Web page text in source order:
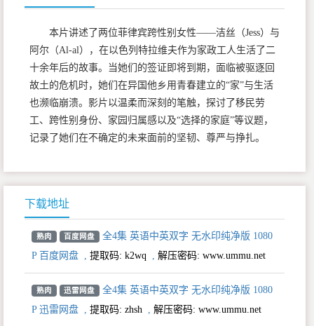
本片讲述了两位菲律宾跨性别女性——洁丝（Jess）与
阿尔（Al-al），在以色列特拉维夫作为家政工人生活了二
十余年后的故事。当她们的签证即将到期，面临被驱逐回
故土的危机时，她们在异国他乡用青春建立的“家”与生活
也濒临崩溃。影片以温柔而深刻的笔触，探讨了移民劳
工、跨性别身份、家园归属感以及“选择的家庭”等议题，
记录了她们在不确定的未来面前的坚韧、尊严与挣扎。
下载地址
熟肉 百度网盘
全4集 英语中英双字 无水印纯净版 1080
P 百度网盘
提取码: k2wq 解压密码: www.ummu.net
熟肉 迅雷网盘
全4集 英语中英双字 无水印纯净版 1080
P 迅雷网盘
提取码: zhsh 解压密码: www.ummu.net